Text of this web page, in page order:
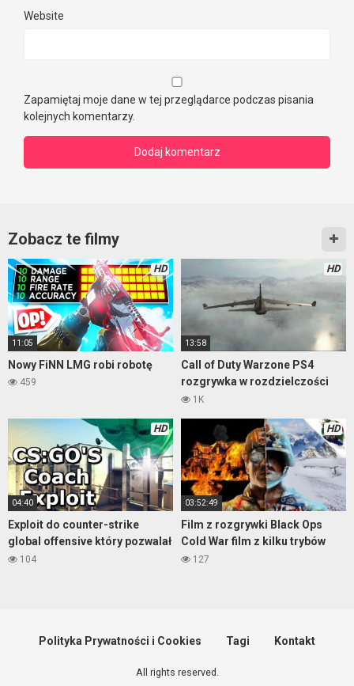
Website
Zapamiętaj moje dane w tej przeglądarce podczas pisania
kolejnych komentarzy.
Zobacz te filmy
HD
11:05
Nowy FiNN LMG robi robotę
459
HD
13:58
Call of Duty Warzone PS4
rozgrywka w rozdzielczości
1080p i 60fps
1K
HD
04:40
Exploit do counter-strike
global offensive który pozwalał
na…104
HD
03:52:49
Film z rozgrywki Black Ops
Cold War film z kilku trybów
multiplayera
127
Polityka Prywatności i Cookies Tagi Kontakt
All rights reserved.